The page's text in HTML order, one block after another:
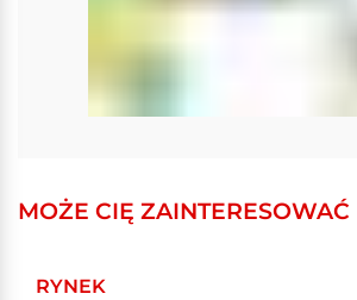
MOŻE CIĘ ZAINTERESOWAĆ
RYNEK